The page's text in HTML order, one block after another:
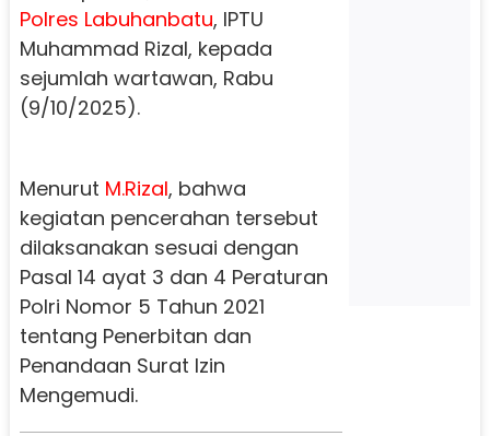
Polres Labuhanbatu, IPTU
Muhammad Rizal, kepada
sejumlah wartawan, Rabu
(9/10/2025).
Menurut M.Rizal, bahwa
kegiatan pencerahan tersebut
dilaksanakan sesuai dengan
Pasal 14 ayat 3 dan 4 Peraturan
Polri Nomor 5 Tahun 2021
tentang Penerbitan dan
Penandaan Surat Izin
Mengemudi.